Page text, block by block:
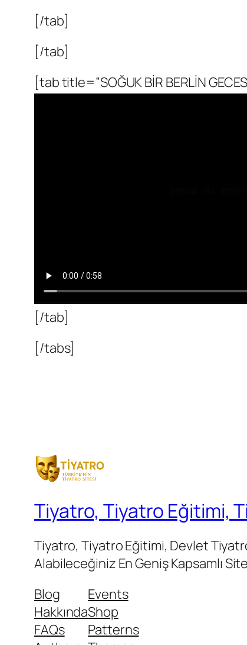
[/tab]
[/tab]
[tab title=”SOĞUK BİR BERLİN
[/tab]
[/tabs]
Tiyatro, Tiyatro Eğitimi,
Tiyatro, Tiyatro Eğitimi, Devlet
Alabileceğiniz En Geniş Kapsamlı
Blog
Hakkında
FAQs
Events
Shop
Patterns